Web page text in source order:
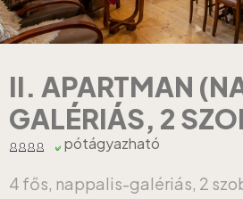
II. APARTMAN
GALÉRIÁS, 2
pótágyazható
4 fős, nappalis-galériás, 2